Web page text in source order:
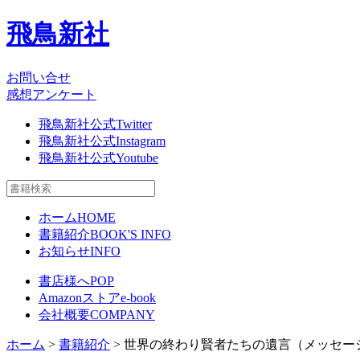
飛鳥新社
お問い合せ
感想アンケート
飛鳥新社公式Twitter
飛鳥新社公式Instagram
飛鳥新社公式Youtube
ホームHOME
書籍紹介BOOK'S INFO
お知らせINFO
書店様へPOP
Amazonストアe-book
会社概要COMPANY
ホーム > 書籍紹介 > 世界の終わり賢者たちの遺言（メッセー